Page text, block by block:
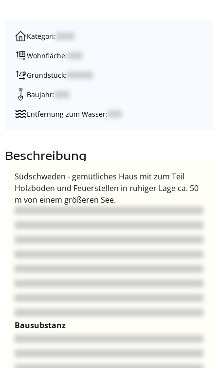
Kategori:
Wohnfläche:
Grundstück:
Baujahr:
Entfernung zum Wasser:
Beschreibung
Südschweden - gemütliches Haus mit zum Teil
Holzböden und Feuerstellen in ruhiger Lage ca. 50
m von einem größeren See.
Bausubstanz